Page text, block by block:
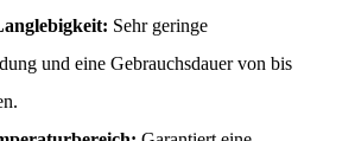
Sehr geringe
und eine Gebrauchsdauer von bis